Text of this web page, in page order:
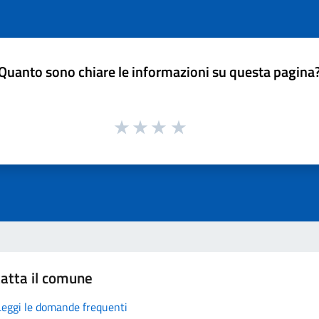
sono chiare le informazioni su questa
il comune
le domande frequenti